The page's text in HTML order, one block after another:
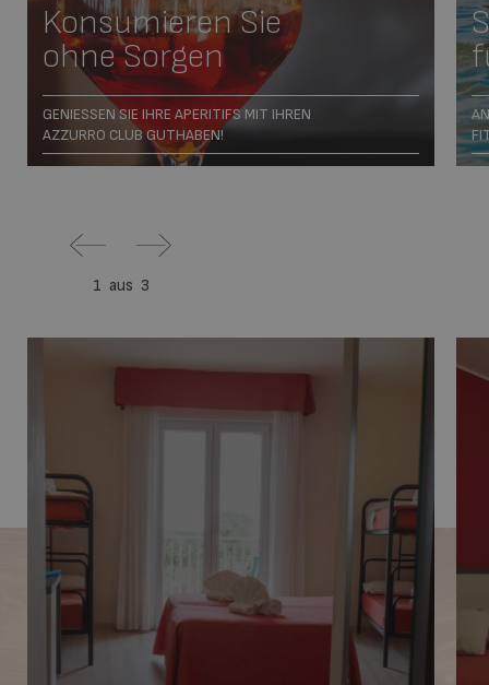
Konsumieren Sie
ohne Sorgen
GENIESSEN SIE IHRE APERITIFS MIT IHREN
AZZURRO CLUB GUTHABEN!
1 aus 3